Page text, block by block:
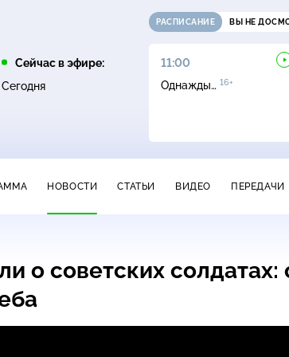
Сейчас в эфире:
Сегодня
РАСПИСАНИЕ ВЫ НЕ
10:00
НашПотребНадзор
11:00
Однажды… 16+
НОВОСТИ СТАТЬИ ВИДЕО ПЕРЕДАЧИ
о советских